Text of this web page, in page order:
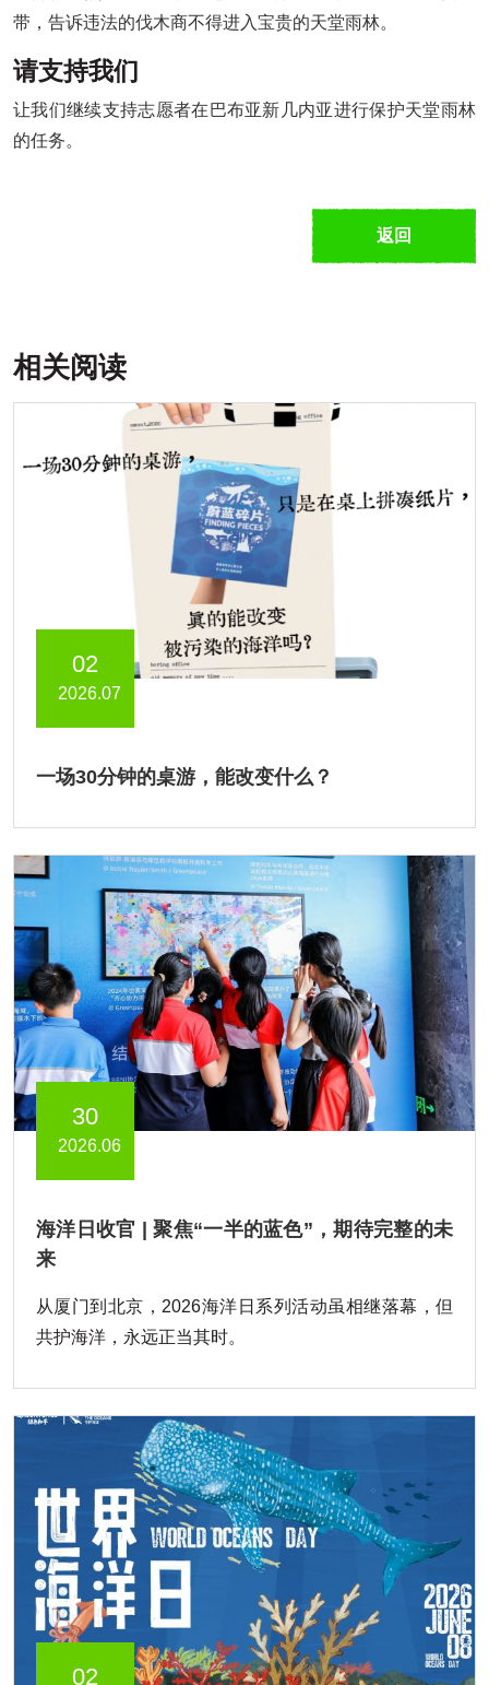
带，告诉违法的伐木商不得进入宝贵的天堂雨林。
请支持我们
让我们继续支持志愿者在巴布亚新几内亚进行保护天堂雨林
的任务。
返回
相关阅读
02
2026.07
一场30分钟的桌游，能改变什么？
30
2026.06
海洋日收官 | 聚焦“一半的蓝色”，期待完整的未
来
从厦门到北京，2026海洋日系列活动虽相继落幕，但
共护海洋，永远正当其时。
02